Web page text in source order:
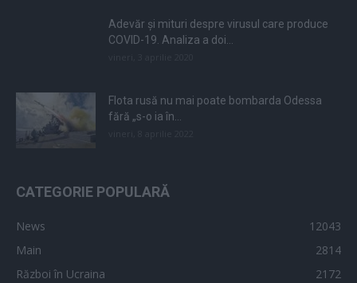
Adevăr și mituri despre virusul care produce
COVID-19. Analiza a doi...
Flota rusă nu mai poate bombarda Odessa
fără „s-o ia în...
CATEGORIE POPULARĂ
News
12043
Main
2814
Război în Ucraina
2172